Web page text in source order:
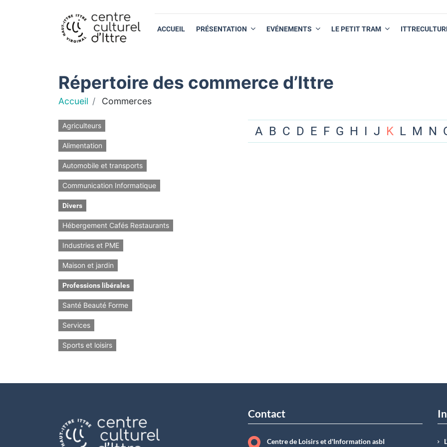
ACCUEIL PRÉSENTATION EVÉNEMENTS LE PETIT TRAM
Répertoire des commerce d’Ittre
Accueil Commerces
Agriculteurs
Alimentation
Automobile et transports
Communication Informatique
Divers
Hébergement Cafés Restaurants
Industries et PME
Maison et jardin
Professions libérales
Santé Beauté Forme
Services
Sports et loisirs
A B C D E F G H I J K L M N
Contact
Centre de Loisirs et d'Information asbI